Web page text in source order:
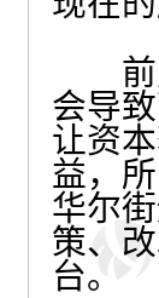
前几
会导
让资
益，
华尔
策、
台。